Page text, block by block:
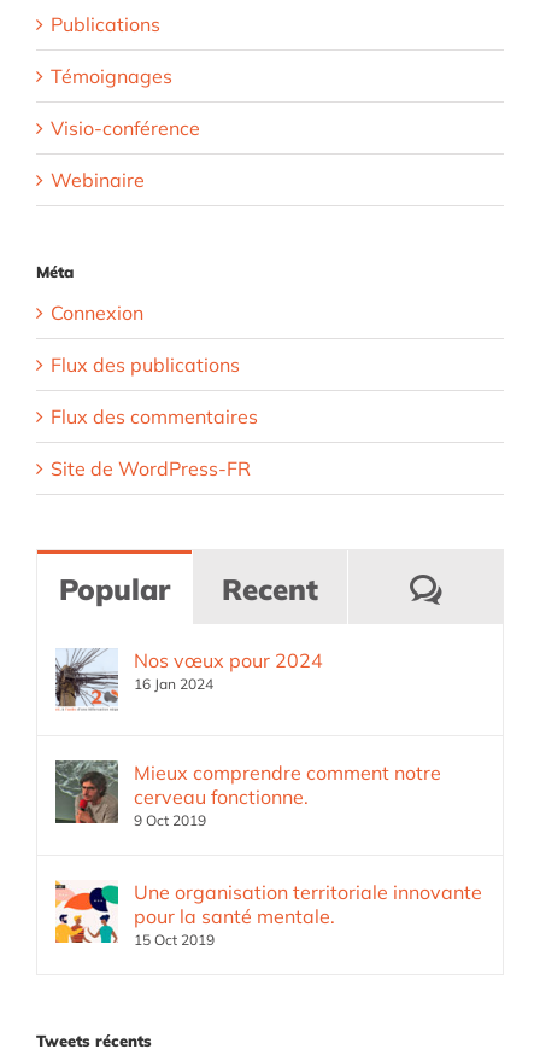
Publications
Témoignages
Visio-conférence
Webinaire
Méta
Connexion
Flux des publications
Flux des commentaires
Site de WordPress-FR
Popular Recent
Nos vœux pour 2024
16 Jan 2024
Mieux comprendre comment notre
cerveau fonctionne.
9 Oct 2019
Une organisation territoriale innovante
pour la santé mentale.
15 Oct 2019
Tweets récents